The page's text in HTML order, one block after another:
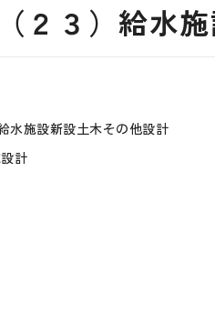
２３）給水
水施設新設土木その他設計
計